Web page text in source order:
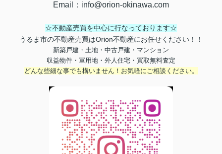
Email
： info@orion-okinawa.com
☆不動産売買を中心に行なっております☆
うるま市の不動産売買はOrion不動産にお任せください！！
新築戸建・土地・中古戸建・マンション
収益物件・軍用地・外人住宅・買取無料査定
どんな些細な事でも構いません！お気軽にご相談ください。